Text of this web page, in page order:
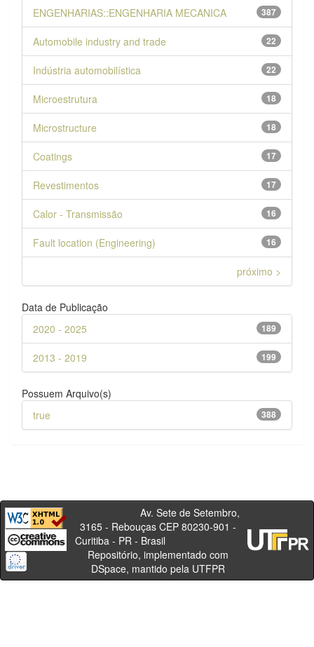
387
ENGENHARIAS::ENGENHARIA MECANICA
22
Automobile industry and trade
22
Indústria automobilística
18
Microestrutura
18
Microstructure
17
Coatings
17
Revestimentos
16
Calor - Transmissão
16
Fault location (Engineering)
próximo >
Data de Publicação
189
2020 - 2025
199
2013 - 2019
Possuem Arquivo(s)
388
true
Av. Sete de Setembro,
3165 - Rebouças CEP 80230-901 -
Curitiba - PR - Brasil
Repositório, implementado com
DSpace, mantido pela UTFPR